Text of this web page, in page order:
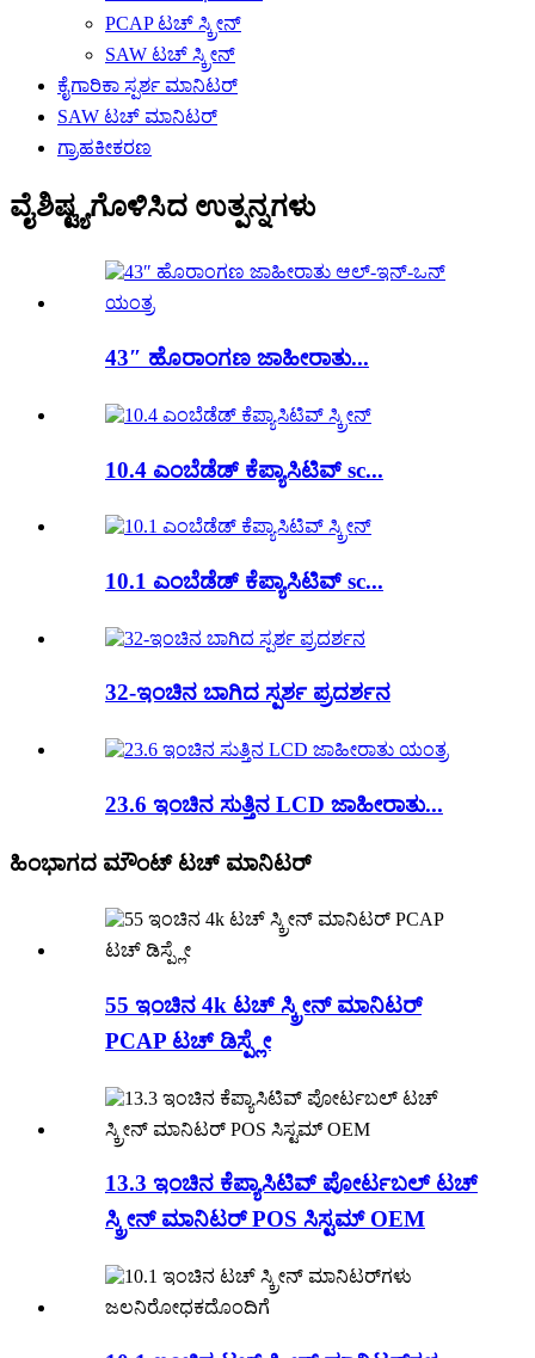
PCAP ಟಚ್ ಸ್ಕ್ರೀನ್
SAW ಟಚ್ ಸ್ಕ್ರೀನ್
ಕೈಗಾರಿಕಾ ಸ್ಪರ್ಶ ಮಾನಿಟರ್
SAW ಟಚ್ ಮಾನಿಟರ್
ಗ್ರಾಹಕೀಕರಣ
ವೈಶಿಷ್ಟ್ಯಗೊಳಿಸಿದ ಉತ್ಪನ್ನಗಳು
43″ ಹೊರಾಂಗಣ ಜಾಹೀರಾತು...
10.4 ಎಂಬೆಡೆಡ್ ಕೆಪ್ಯಾಸಿಟಿವ್ sc...
10.1 ಎಂಬೆಡೆಡ್ ಕೆಪ್ಯಾಸಿಟಿವ್ sc...
32-ಇಂಚಿನ ಬಾಗಿದ ಸ್ಪರ್ಶ ಪ್ರದರ್ಶನ
23.6 ಇಂಚಿನ ಸುತ್ತಿನ LCD ಜಾಹೀರಾತು...
ಹಿಂಭಾಗದ ಮೌಂಟ್ ಟಚ್ ಮಾನಿಟರ್
55 ಇಂಚಿನ 4k ಟಚ್ ಸ್ಕ್ರೀನ್ ಮಾನಿಟರ್
PCAP ಟಚ್ ಡಿಸ್ಪ್ಲೇ
13.3 ಇಂಚಿನ ಕೆಪ್ಯಾಸಿಟಿವ್ ಪೋರ್ಟಬಲ್ ಟಚ್
ಸ್ಕ್ರೀನ್ ಮಾನಿಟರ್ POS ಸಿಸ್ಟಮ್ OEM